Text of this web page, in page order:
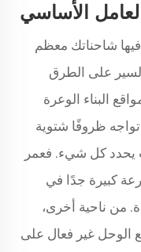
الأساسي
فيها شاحناتك معظم
على الطرق
البناء الوعرة
تواجه ظروفًا شتوية
يحدد كل شيء. فعمر
كبيرة جدًا في
من ناحية أخرى،
الوحل غير فعال على